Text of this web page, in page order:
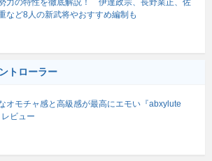
力の特性を徹底解説！ 伊達政宗、長野業正、佐
など8人の新武将やおすすめ編制も
トローラー
オモチャ感と高級感が最高にエモい『abxylute
レビュー